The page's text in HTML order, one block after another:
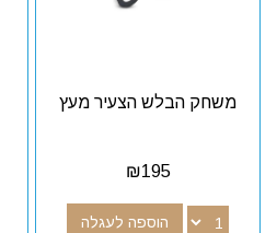
משחק הבלש הצעיר מעץ
₪195
הוספה לעגלה